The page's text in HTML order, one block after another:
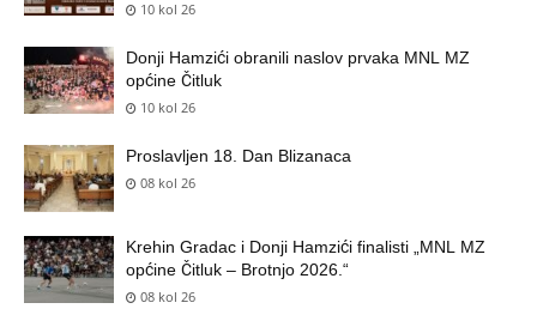
10 kol 26
Donji Hamzići obranili naslov prvaka MNL MZ
općine Čitluk
10 kol 26
Proslavljen 18. Dan Blizanaca
08 kol 26
Krehin Gradac i Donji Hamzići finalisti „MNL MZ
općine Čitluk – Brotnjo 2026.“
08 kol 26